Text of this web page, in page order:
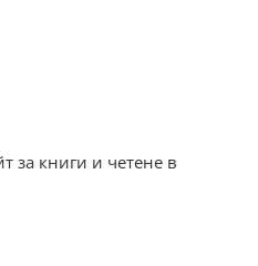
за книги и четене в